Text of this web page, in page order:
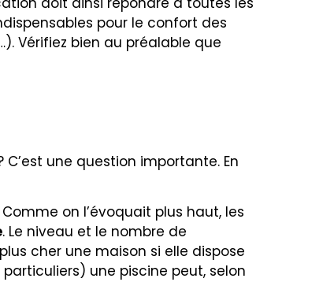
pour le confort des
Vérifiez bien au préalable que
une question importante. En
on l’évoquait plus haut, les
. Le niveau et le nombre de
cher une maison si elle dispose
une piscine peut, selon